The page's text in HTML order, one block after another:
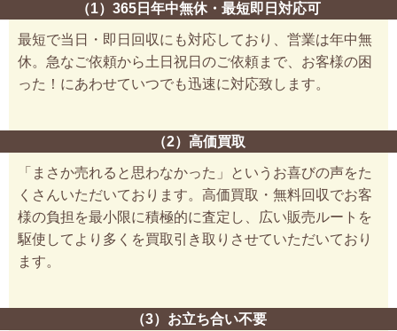
（1）365日年中無休・最短即日対応可
最短で当日・即日回収にも対応しており、営業は年中無
休。急なご依頼から土日祝日のご依頼まで、お客様の困
った！にあわせていつでも迅速に対応致します。
（2）高価買取
「まさか売れると思わなかった」というお喜びの声をた
くさんいただいております。高価買取・無料回収でお客
様の負担を最小限に積極的に査定し、広い販売ルートを
駆使してより多くを買取引き取りさせていただいており
ます。
（3）お立ち合い不要